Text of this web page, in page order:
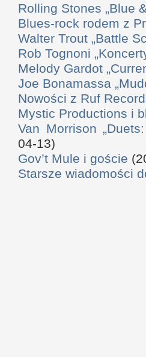
Rolling Stones „Blue
Blues-rock rodem z
Walter Trout „Battle
Rob Tognoni
Melody Gardot
Joe Bonamassa
Nowości z Ruf
Mystic Productions i
Van Morrison
04-13)
Gov’t Mule i goście
Starsze wiadomości